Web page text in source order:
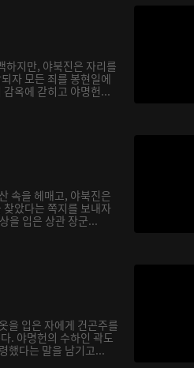
하지만, 야북진은 자리를
자 모든 죄를 봉현일에
옥에 갇히고 야명헌...
속을 헤매고, 야북진은
았다는 쪽지를 보내자
을 입은 상관 장군...
을 입은 자에게 건곤주를
. 야명헌의 수하인 곽도
했다는 말을 남기고...